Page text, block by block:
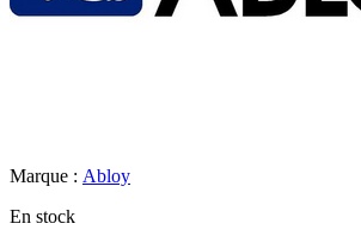
Marque : Abloy
En stock